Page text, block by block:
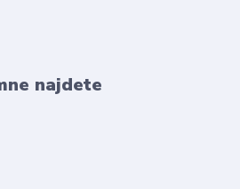
najdete